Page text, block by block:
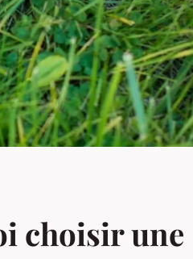
choisir une